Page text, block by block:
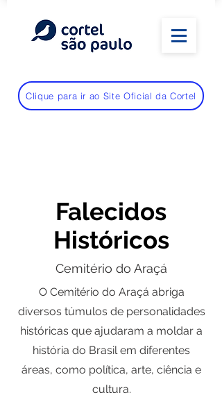
Clique para ir ao Site Oficial da Cortel
Falecidos
Históricos
Cemitério do Araçá
O Cemitério do Araçá abriga
diversos túmulos de personalidades
históricas que ajudaram a moldar a
história do Brasil em diferentes
áreas, como política, arte, ciência e
cultura.